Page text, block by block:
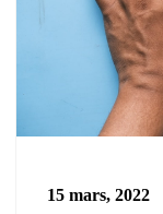
15 mars, 2022